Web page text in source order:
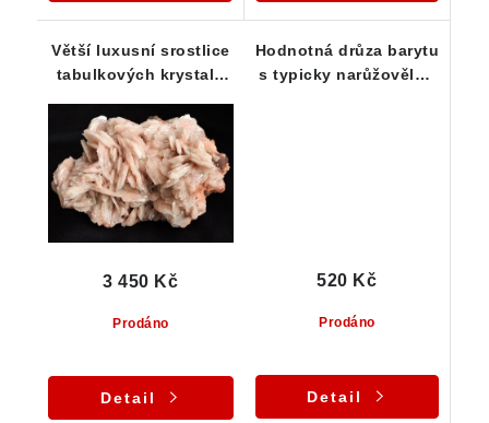
Větší luxusní srostlice
tabulkových krystalů
vzorek
Prodáno
3 450 Kč
Detail
Hodnotná drůza barytu
s typicky narůžovělou
Prodáno
520 Kč
Detail